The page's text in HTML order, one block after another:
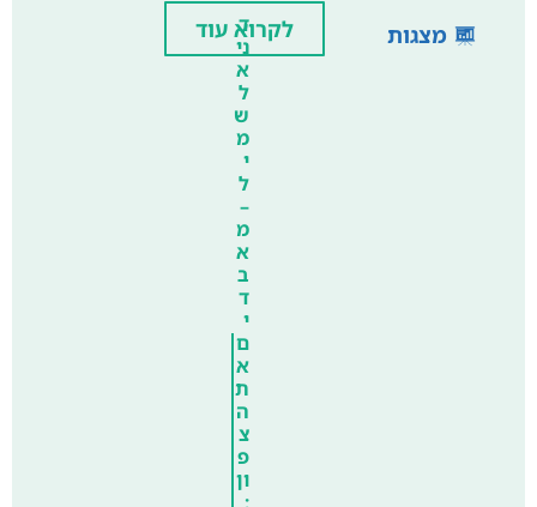
מצגות
ד
ני
א
ל
ש
מ
י
ל
–
מ
א
ב
ד
י
ם
א
ת
ה
צ
פ
ון
לקרוא עוד